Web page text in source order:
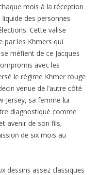
mois à la réception
des personnes
Cette valise
par les Khmers qui
méfient de ce Jacques
avec les
le régime Khmer rouge
venue de l’autre côté
Jersey, sa femme lui
diagnostiqué comme
avenir de son fils,
de six mois au
dessins assez classiques